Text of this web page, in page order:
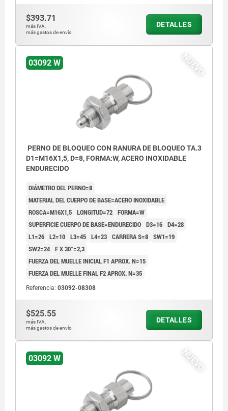
$393.71
más IVA.
más gastos de envío
DETALLES
NUEVO
03092 W
PERNO DE BLOQUEO CON RANURA DE BLOQUEO TA.3
D1=M16X1,5, D=8, FORMA:W, ACERO INOXIDABLE
ENDURECIDO
DIÁMETRO DEL PERNO=8
MATERIAL DEL CUERPO DE BASE=ACERO INOXIDABLE
ROSCA=M16X1,5 LONGITUD=72 FORMA=W
SUPERFICIE CUERPO DE BASE=ENDURECIDO D3=16 D4=28
L1=26 L2=10 L3=45 L4=23 CARRERA S=8 SW1=19
SW2=24 F X 30°=2,3
FUERZA DEL MUELLE INICIAL F1 APROX. N=15
FUERZA DEL MUELLE FINAL F2 APROX. N=35
Referencia: 03092-08308
$525.55
más IVA.
más gastos de envío
DETALLES
NUEVO
03092 W